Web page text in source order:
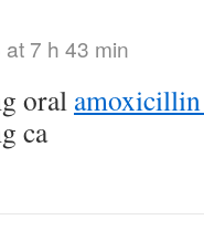
7 h 43 min
oral
ca